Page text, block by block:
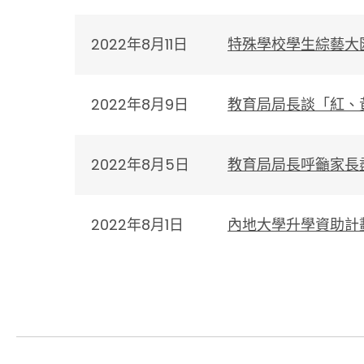
2022年8月11日 特殊學校學生綜藝
2022年8月9日 教育局局長談「紅
2022年8月5日 教育局局長呼籲家
2022年8月1日 內地大學升學資助